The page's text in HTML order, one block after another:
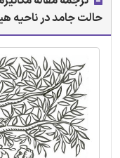
حالت جامد در ناحیه